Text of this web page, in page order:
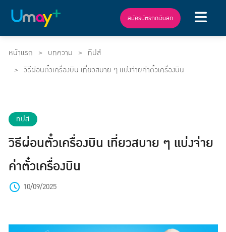
สมัครบัตรกดเงินสด
หน้าแรก บทความ
ทิปส์
วิธีผ่อนตั๋วเครื่องบิน เที่ยวสบาย ๆ แบ่งจ่ายค่าตั๋วเครื่องบิน
ทิปส์
วิธีผ่อนตั๋วเครื่องบิน เที่ยวสบาย ๆ แบ่งจ่าย
ค่าตั๋วเครื่องบิน
10/09/2025